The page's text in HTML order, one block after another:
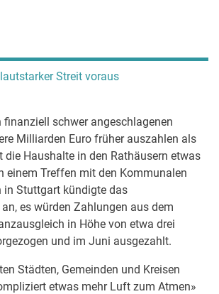
Streit voraus
finanziell schwer angeschlagenen
Milliarden Euro früher auszahlen als
Haushalte in den Rathäusern etwas
einem Treffen mit den Kommunalen
in Stuttgart kündigte das
es würden Zahlungen aus dem
in Höhe von etwa drei
und im Juni ausgezahlt.
Städten, Gemeinden und Kreisen
etwas mehr Luft zum Atmen»